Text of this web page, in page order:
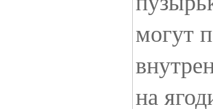
могут
на